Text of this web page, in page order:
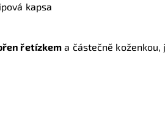
kapsa
řetízkem a částečně